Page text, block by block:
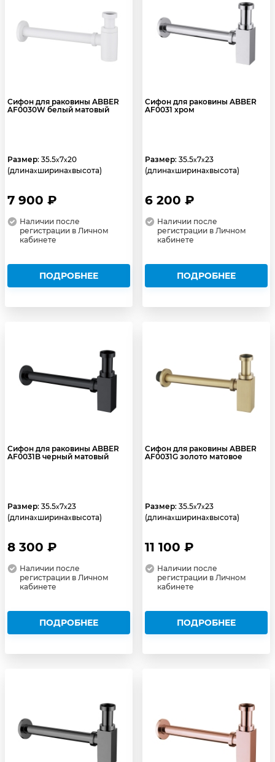
Сифон для раковины ABBER
AF0030W белый матовый
Размер: 35.5x7x20
(длинаxширинаxвысота)
7 900 ₽
Наличии после
регистрации в Личном
кабинете
ПОДРОБНЕЕ
Сифон для раковины ABBER
AF0031 хром
Размер: 35.5x7x23
(длинаxширинаxвысота)
6 200 ₽
Наличии после
регистрации в Личном
кабинете
ПОДРОБНЕЕ
Сифон для раковины ABBER
AF0031B черный матовый
Размер: 35.5x7x23
(длинаxширинаxвысота)
8 300 ₽
Наличии после
регистрации в Личном
кабинете
ПОДРОБНЕЕ
Сифон для раковины ABBER
AF0031G золото матовое
Размер: 35.5x7x23
(длинаxширинаxвысота)
11 100 ₽
Наличии после
регистрации в Личном
кабинете
ПОДРОБНЕЕ